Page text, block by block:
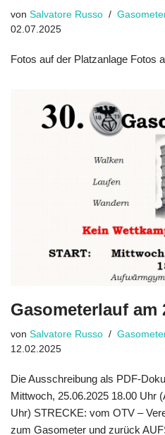
von Salvatore Russo
02.07.2025
Fotos auf der Platzanlage Fotos
Gasometerlauf am
von Salvatore Russo
12.02.2025
Die Ausschreibung als PDF-
Mittwoch, 25.06.2025 18.00 Uhr
Uhr) STRECKE: vom OTV –
zum Gasometer und zurück